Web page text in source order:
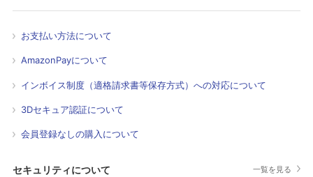
お支払い方法について
AmazonPayについて
インボイス制度（適格請求書等保存方式）への対応について
3Dセキュア認証について
会員登録なしの購入について
セキュリティについて 一覧を見る